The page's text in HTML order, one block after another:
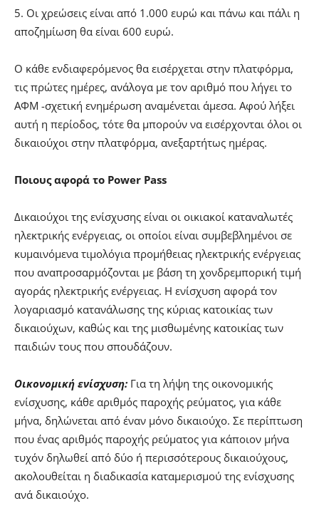
5. Οι χρεώσεις είναι από 1.000 ευρώ και πάνω και πάλι η
αποζημίωση θα είναι 600 ευρώ.
Ο κάθε ενδιαφερόμενος θα εισέρχεται στην πλατφόρμα,
τις πρώτες ημέρες, ανάλογα με τον αριθμό που λήγει το
ΑΦΜ -σχετική ενημέρωση αναμένεται άμεσα. Αφού λήξει
αυτή η περίοδος, τότε θα μπορούν να εισέρχονται όλοι οι
δικαιούχοι στην πλατφόρμα, ανεξαρτήτως ημέρας.
Ποιους αφορά το Power Pass
Δικαιούχοι της ενίσχυσης είναι οι οικιακοί καταναλωτές
ηλεκτρικής ενέργειας, οι οποίοι είναι συμβεβλημένοι σε
κυμαινόμενα τιμολόγια προμήθειας ηλεκτρικής ενέργειας
που αναπροσαρμόζονται με βάση τη χονδρεμπορική τιμή
αγοράς ηλεκτρικής ενέργειας. Η ενίσχυση αφορά τον
λογαριασμό κατανάλωσης της κύριας κατοικίας των
δικαιούχων, καθώς και της μισθωμένης κατοικίας των
παιδιών τους που σπουδάζουν.
Οικονομική ενίσχυση: Για τη λήψη της οικονομικής
ενίσχυσης, κάθε αριθμός παροχής ρεύματος, για κάθε
μήνα, δηλώνεται από έναν μόνο δικαιούχο. Σε περίπτωση
που ένας αριθμός παροχής ρεύματος για κάποιον μήνα
τυχόν δηλωθεί από δύο ή περισσότερους δικαιούχους,
ακολουθείται η διαδικασία καταμερισμού της ενίσχυσης
ανά δικαιούχο.